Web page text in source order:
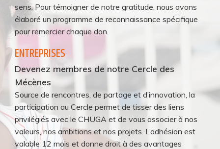
sens. Pour témoigner de notre gratitude, nous avons
élaboré un programme de reconnaissance spécifique
pour remercier chaque don.
ENTREPRISES
Devenez membres de notre Cercle des
Mécènes
Source de rencontres, de partage et d’innovation, la
participation au Cercle permet de tisser des liens
privilégiés avec le CHUGA et de vous associer à nos
valeurs, nos ambitions et nos projets. L’adhésion est
valable 12 mois et donne droit à des avantages